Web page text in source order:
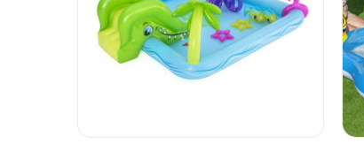
السعر (من الأعلى إلى الأقل)
التقييم (من الأقل إلى الأعلى)